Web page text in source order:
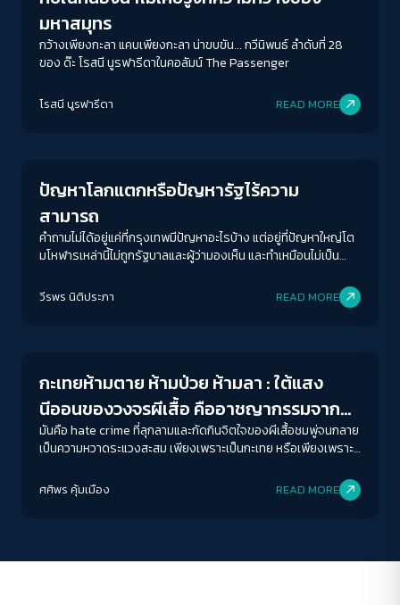
มหาสมุทร
กว้างเพียงกะลา แคบเพียงกะลา น่าขบขัน... กวีนิพนธ์ ลำดับที่ 28
ของ ด๊ะ โรสนี นูรฟารีดาในคอลัมน์ The Passenger
โรสนี นูรฟารีดา READ MORE
ปัญหาโลกแตกหรือปัญหารัฐไร้ความ
สามารถ
คำถามไม่ได้อยู่แค่ที่กรุงเทพมีปัญหาอะไรบ้าง แต่อยู่ที่ปัญหาใหญ่โต
มโหฬารเหล่านี้ไม่ถูกรัฐบาลและผู้ว่ามองเห็น และทำเหมือนไม่เป็น
วีรพร นิติประภา READ MORE
กะเทยห้ามตาย ห้ามป่วย ห้ามลา : ใต้แสง
นีออนของวงจรผีเสื้อ คืออาชญากรรมจาก
ความเกลียดชัง Sex Worker
มันคือ hate crime ที่ลุกลามและกัดกินจิตใจของผีเสื้อชมพู่จนกลาย
เป็นความหวาดระแวงสะสม เพียงเพราะเป็นกะเทย หรือเพียงเพราะ
ศศิพร คุ้มเมือง READ MORE
ระยะห่างข้อความ
ปกติ มาก มากที่สุด
Deutan Tritan